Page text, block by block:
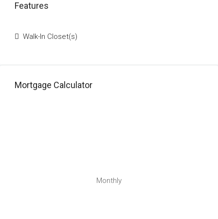
Features
Walk-In Closet(s)
Mortgage Calculator
Monthly